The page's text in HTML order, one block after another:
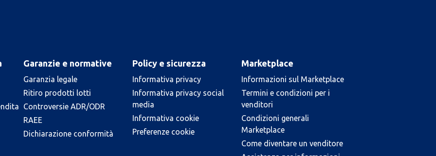
Garanzie e normative
Garanzia legale
Ritiro prodotti lotti
Controversie ADR/ODR
RAEE
Dichiarazione conformità
Policy e sicurezza
Informativa privacy
Informativa privacy social
media
Informativa cookie
Preferenze cookie
Marketplace
Informazioni sul Marketplace
Termini e condizioni per i
venditori
Condizioni generali
Marketplace
Come diventare un venditore